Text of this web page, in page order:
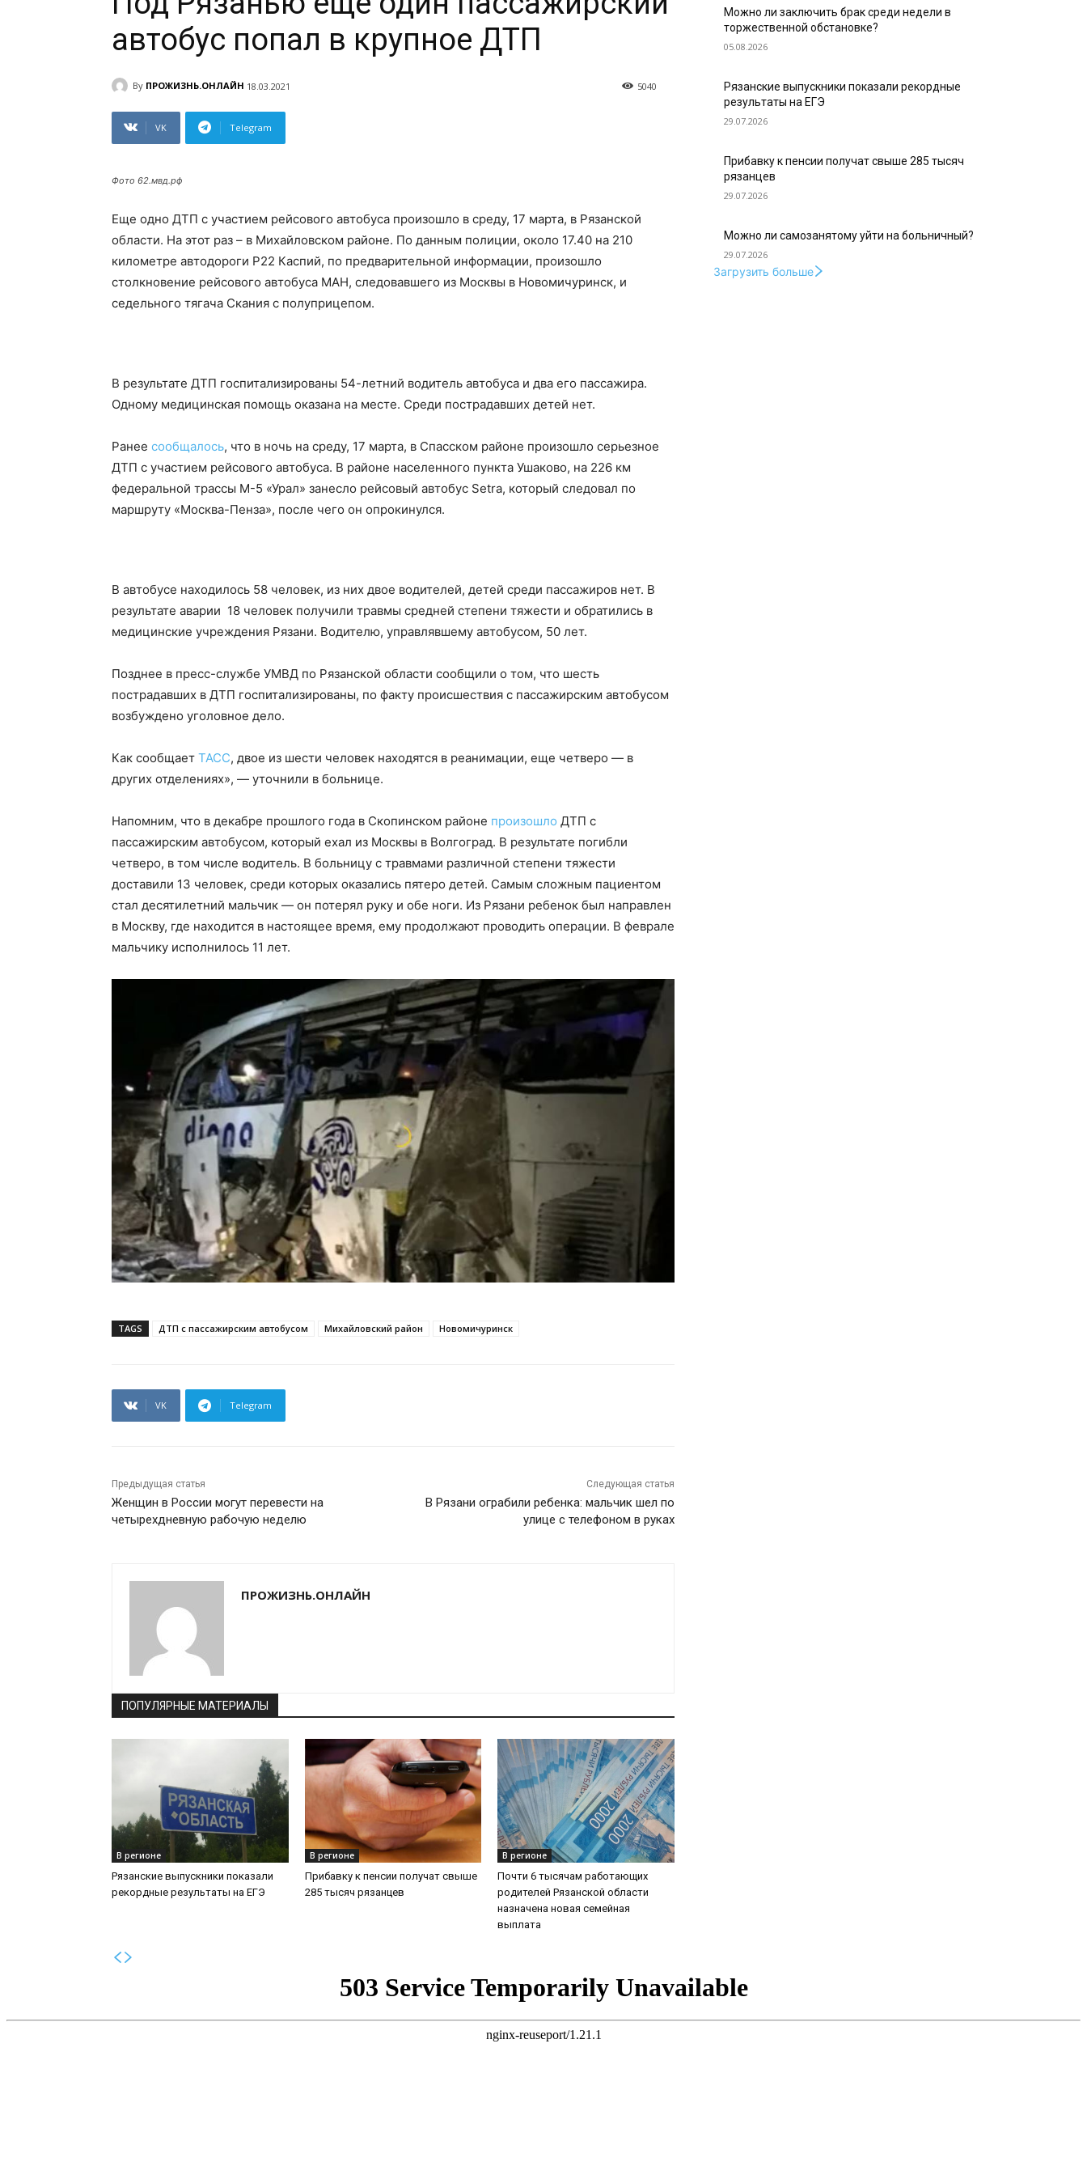
автобус попал в крупное ДТП
By ПРОЖИЗНЬ.ОНЛАЙН 18.03.2021 5040
VK Telegram
Фото 62.мвд.рф
Еще одно ДТП с участием рейсового автобуса произошло в среду, 17 марта, в Рязанской
области. На этот раз – в Михайловском районе. По данным полиции, около 17.40 на 210
километре автодороги Р22 Каспий, по предварительной информации, произошло
столкновение рейсового автобуса МАН, следовавшего из Москвы в Новомичуринск, и
седельного тягача Скания с полуприцепом.
В результате ДТП госпитализированы 54-летний водитель автобуса и два его пассажира.
Одному медицинская помощь оказана на месте. Среди пострадавших детей нет.
Ранее сообщалось, что в ночь на среду, 17 марта, в Спасском районе произошло серьезное
ДТП с участием рейсового автобуса. В районе населенного пункта Ушаково, на 226 км
федеральной трассы М-5 «Урал» занесло рейсовый автобус Setra, который следовал по
маршруту «Москва-Пенза», после чего он опрокинулся.
В автобусе находилось 58 человек, из них двое водителей, детей среди пассажиров нет. В
результате аварии 18 человек получили травмы средней степени тяжести и обратились в
медицинские учреждения Рязани. Водителю, управлявшему автобусом, 50 лет.
Позднее в пресс-службе УМВД по Рязанской области сообщили о том, что шесть
пострадавших в ДТП госпитализированы, по факту происшествия с пассажирским автобусом
возбуждено уголовное дело.
Как сообщает ТАСС, двое из шести человек находятся в реанимации, еще четверо — в
других отделениях», — уточнили в больнице.
Напомним, что в декабре прошлого года в Скопинском районе произошло ДТП с
пассажирским автобусом, который ехал из Москвы в Волгоград. В результате погибли
четверо, в том числе водитель. В больницу с травмами различной степени тяжести
доставили 13 человек, среди которых оказались пятеро детей. Самым сложным пациентом
стал десятилетний мальчик — он потерял руку и обе ноги. Из Рязани ребенок был направлен
в Москву, где находится в настоящее время, ему продолжают проводить операции. В феврале
мальчику исполнилось 11 лет.
TAGS ДТП с пассажирским автобусом Михайловский район Новомичуринск
VK Telegram
Предыдущая статья
Женщин в России могут перевести на
четырехдневную рабочую неделю
Следующая статья
В Рязани ограбили ребенка: мальчик шел по
улице с телефоном в руках
ПРОЖИЗНЬ.ОНЛАЙН
ПОПУЛЯРНЫЕ МАТЕРИАЛЫ
В регионе
Рязанские выпускники показали
рекордные результаты на ЕГЭ
В регионе
Прибавку к пенсии получат свыше
285 тысяч рязанцев
В регионе
Почти 6 тысячам работающих
родителей Рязанской области
назначена новая семейная
выплата
Можно ли заключить брак среди недели в
торжественной обстановке?
05.08.2026
Рязанские выпускники показали рекордные
результаты на ЕГЭ
29.07.2026
Прибавку к пенсии получат свыше 285 тысяч
рязанцев
29.07.2026
Можно ли самозанятому уйти на больничный?
29.07.2026
Загрузить больше